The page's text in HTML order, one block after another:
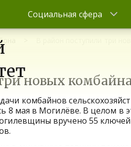
Социальная сфера
новых
комбайнов
8 мая в Могилёве. В целом в
вручено 55 ключей